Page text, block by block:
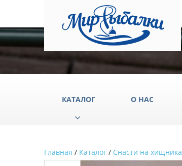
КАТАЛОГ
Аксессуары
О НАС
Главная / Каталог / Снасти на хищника